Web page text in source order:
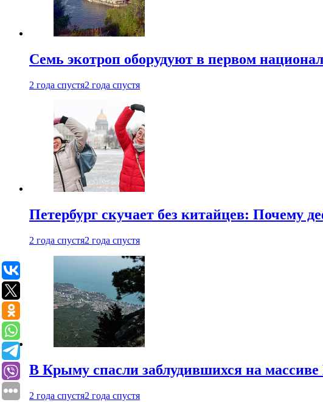
Семь экотроп оборудуют в первом
2 года спустя2 года спустя
Петербург скучает без китайцев: Почему
2 года спустя2 года спустя
В Крыму спасли заблудившихся на массиве
2 года спустя2 года спустя